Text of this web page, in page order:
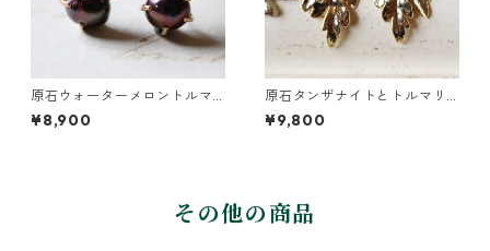
原石ウォーターメロントルマ
リンとパールのピアス
¥8,900
原石タンザナイトとトルマリ
ンとクレマチスの葉ピアス
¥9,800
その他の商品